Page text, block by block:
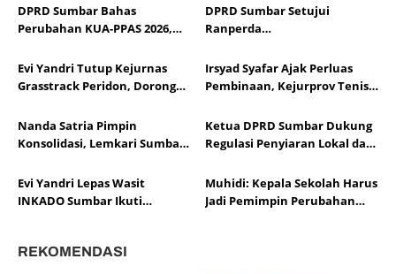
DPRD Sumbar Bahas
Perubahan KUA-PPAS 2026,
Dinamika Fiskal dan Ekonomi
Daerah
DPRD Sumbar Setujui
Ranperda
2025, Soroti Efektivitas
Kinerja Fiskal
Evi Yandri Tutup Kejurnas
Grasstrack Peridon, Dorong
Berprestasi
Irsyad Syafar Ajak Perluas
Pembinaan, Kejurprov Tenis
Atlet Berprestasi
Nanda Satria Pimpin
Konsolidasi, Lemkari Sumbar
2026
Ketua DPRD Sumbar Dukung
Regulasi Penyiaran Lokal dan
Evi Yandri Lepas Wasit
INKADO Sumbar Ikuti
Muhidi: Kepala Sekolah Harus
Jadi Pemimpin Perubahan
REKOMENDASI